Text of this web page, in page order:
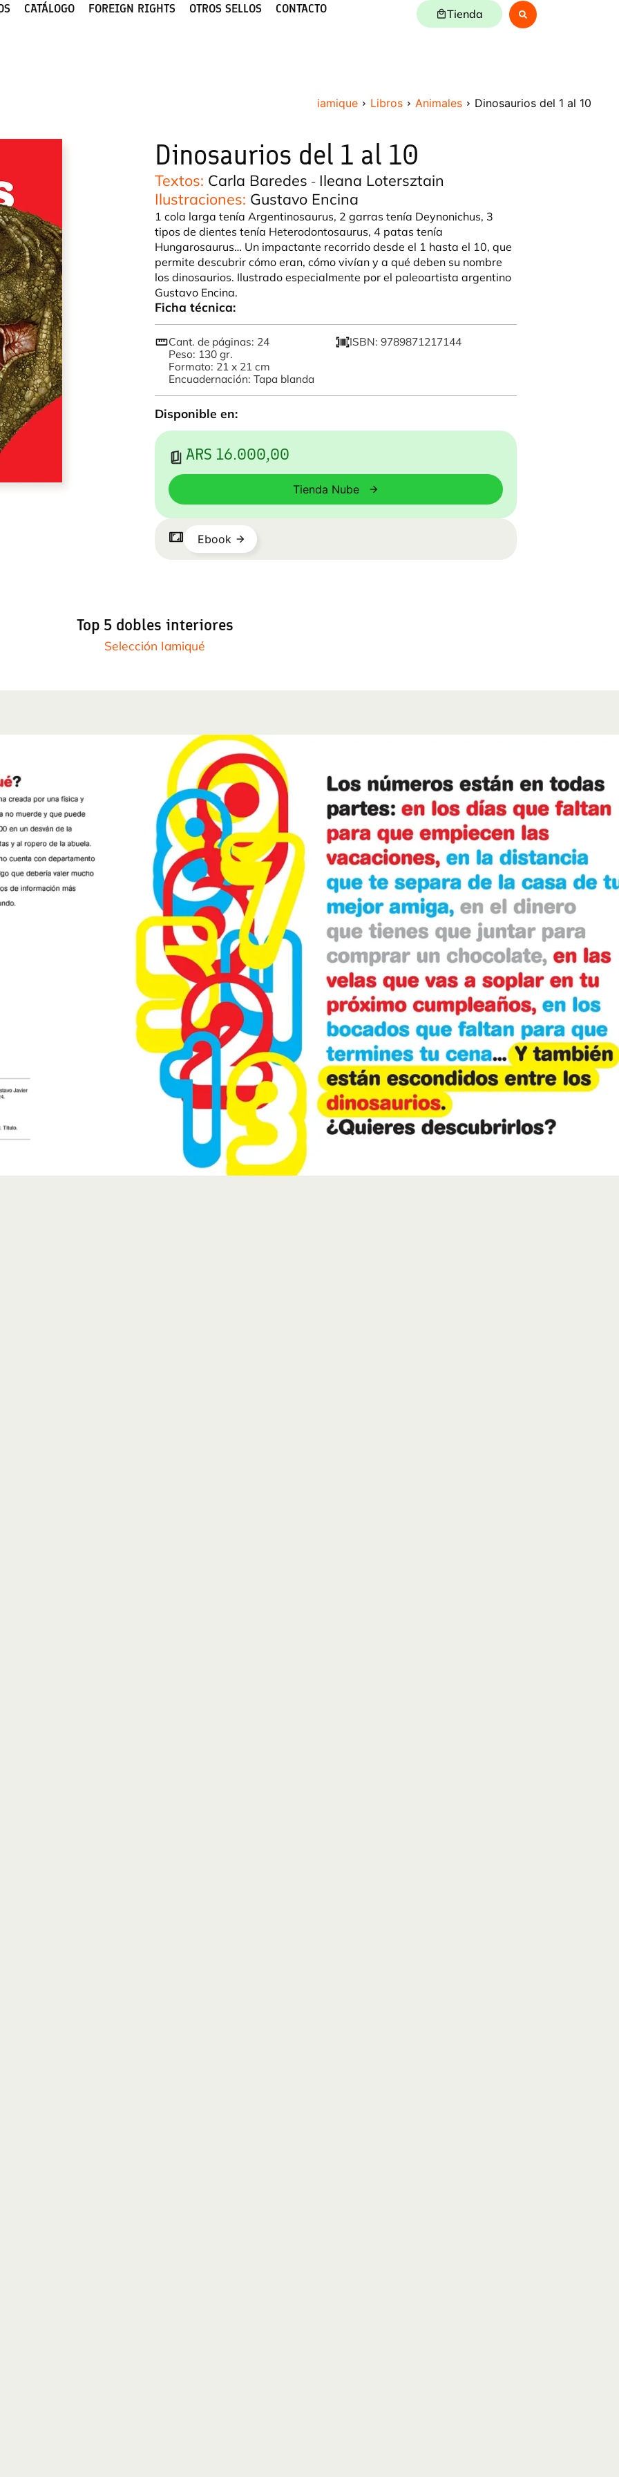
CATÁLOGO FOREIGN RIGHTS OTROS SELLOS CONTACTO Tienda
iamique Libros Animales Dinosaurios del 1 al 10
Dinosaurios del 1 al 10
Textos: Carla Baredes - Ileana Lotersztain
Ilustraciones: Gustavo Encina
1 cola larga tenía Argentinosaurus, 2 garras tenía Deynonichus, 3
tipos de dientes tenía Heterodontosaurus, 4 patas tenía
Hungarosaurus… Un impactante recorrido desde el 1 hasta el 10, que
permite descubrir cómo eran, cómo vivían y a qué deben su nombre
los dinosaurios. Ilustrado especialmente por el paleoartista argentino
Gustavo Encina.
Ficha técnica:
Cant. de páginas: 24
Peso: 130 gr.
Formato: 21 x 21 cm
Encuadernación: Tapa blanda
ISBN: 9789871217144
Disponible en:
ARS 16.000,00
Tienda Nube
Ebook
Top 5 dobles interiores
Selección Iamiqué